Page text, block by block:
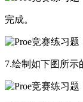
完成。
7.绘制如下图所示